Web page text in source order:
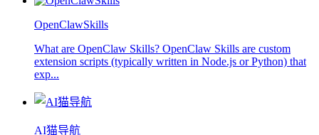
OpenClawSkills
What are OpenClaw Skills? OpenClaw Skills are custom
extension scripts (typically written in Node.js or Python) that
exp...
AI猫导航